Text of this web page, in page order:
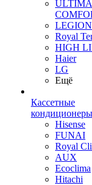
ULTIMA
LEGION
Royal
HIGH
Haier
LG
Ещё
Кассетные
кондиционеры
Hisense
FUNAI
Royal
AUX
Ecoclima
Hitachi